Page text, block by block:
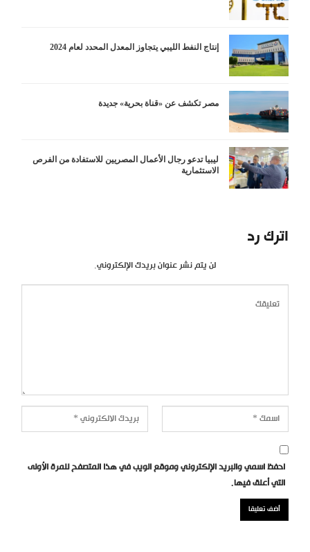
إنتاج النفط الليبي يتجاوز المعدل المحدد لعام 2024
مصر تكشف عن «قناة بحرية» جديدة
ليبيا تدعو رجال الأعمال المصريين للاستفادة من الفرص
الاستثمارية
اترك رد
لن يتم نشر عنوان بريدك الإلكتروني.
احفظ اسمي والبريد الإلكتروني وموقع الويب في هذا المتصفح للمرة الأولى
التي أعلق فيها.